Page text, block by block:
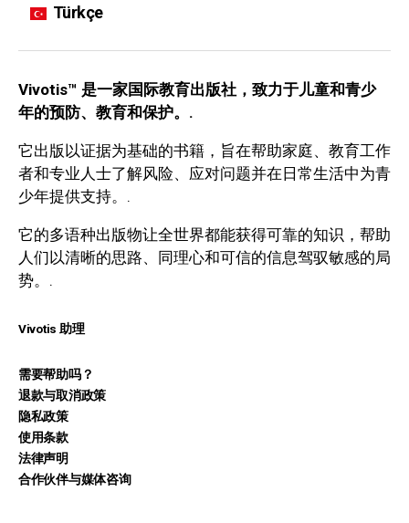
Türkçe
Vivotis™ 是一家国际教育出版社，致力于儿童和青少
年的预防、教育和保护。.
它出版以证据为基础的书籍，旨在帮助家庭、教育工作
者和专业人士了解风险、应对问题并在日常生活中为青
少年提供支持。.
它的多语种出版物让全世界都能获得可靠的知识，帮助
人们以清晰的思路、同理心和可信的信息驾驭敏感的局
势。.
Vivotis 助理
需要帮助吗？
退款与取消政策
隐私政策
使用条款
法律声明
合作伙伴与媒体咨询